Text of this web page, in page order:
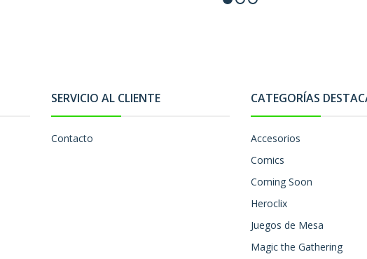
SERVICIO AL CLIENTE
Contacto
CATEGORÍAS
Accesorios
Comics
Coming Soon
Heroclix
Juegos de Mesa
Magic the Gathering